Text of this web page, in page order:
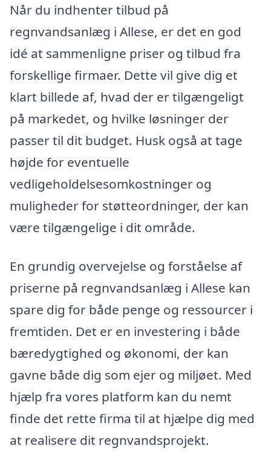
Når du indhenter tilbud på
regnvandsanlæg i Allese, er det en god
idé at sammenligne priser og tilbud fra
forskellige firmaer. Dette vil give dig et
klart billede af, hvad der er tilgængeligt
på markedet, og hvilke løsninger der
passer til dit budget. Husk også at tage
højde for eventuelle
vedligeholdelsesomkostninger og
muligheder for støtteordninger, der kan
være tilgængelige i dit område.
En grundig overvejelse og forståelse af
priserne på regnvandsanlæg i Allese kan
spare dig for både penge og ressourcer i
fremtiden. Det er en investering i både
bæredygtighed og økonomi, der kan
gavne både dig som ejer og miljøet. Med
hjælp fra vores platform kan du nemt
finde det rette firma til at hjælpe dig med
at realisere dit regnvandsprojekt.